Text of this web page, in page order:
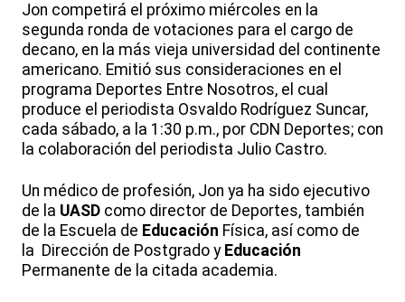
Jon competirá el próximo miércoles en la
segunda ronda de votaciones para el cargo de
decano, en la más vieja universidad del continente
americano. Emitió sus consideraciones en el
programa Deportes Entre Nosotros, el cual
produce el periodista Osvaldo Rodríguez Suncar,
cada sábado, a la 1:30 p.m., por CDN Deportes; con
la colaboración del periodista Julio Castro.
Un médico de profesión, Jon ya ha sido ejecutivo
de la UASD como director de Deportes, también
de la Escuela de Educación Física, así como de
la Dirección de Postgrado y Educación
Permanente de la citada academia.